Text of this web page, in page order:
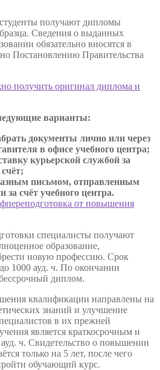
получают дипломы
Сведения о выданных
обязательно вносятся в
Постановлению Правительства
получить оригинал диплома и
варианты:
документы лично или через
в офисе учебного центра;
курьерской службой за
письмом, отправленным
за счёт учебного центра.
от повышения
специалисты получают
образование,
новую профессию. Срок
1000 ауд. ч. По окончании
диплом.
квалификации направлены на
знаний и улучшение
в их прежней
является краткосрочным и
ауд. ч. Свидетельство о повышении
только на 5 лет, после чего
обучающий курс.